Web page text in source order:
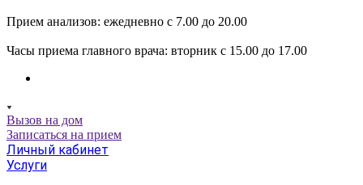
Прием анализов: ежедневно с 7.00 до 20.00
Часы приема главного врача: вторник с 15.00 до 17.00
Вызов на дом
Записаться на прием
Личный кабинет
Услуги